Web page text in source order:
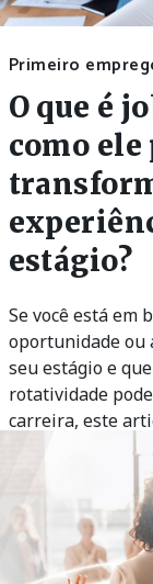
Primeiro
O que é
como ele
estágio?
Se você está em
oportunidade ou
seu estágio e
rotatividade
carreira, este